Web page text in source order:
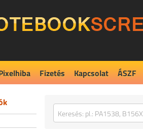
Fizetés Kapcsolat ÁSZF